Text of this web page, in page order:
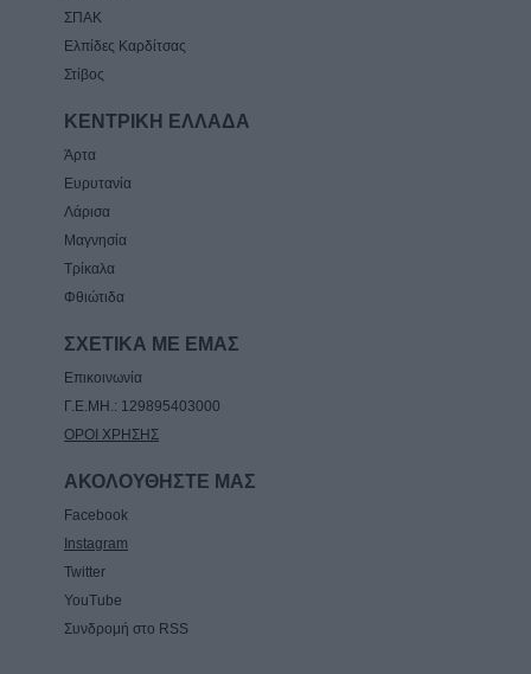
ΣΠΑΚ
Ελπίδες Καρδίτσας
Στίβος
ΚΕΝΤΡΙΚΗ ΕΛΛΑΔΑ
Άρτα
Ευρυτανία
Λάρισα
Μαγνησία
Τρίκαλα
Φθιώτιδα
ΣΧΕΤΙΚΑ ΜΕ ΕΜΑΣ
Επικοινωνία
Γ.Ε.ΜΗ.: 129895403000
ΟΡΟΙ ΧΡΗΣΗΣ
ΑΚΟΛΟΥΘΗΣΤΕ ΜΑΣ
Facebook
Instagram
Twitter
YouTube
Συνδρομή στο RSS